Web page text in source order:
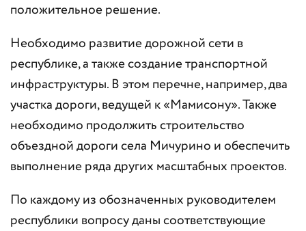
положительное решение.
Необходимо развитие дорожной сети в
республике, а также создание транспортной
инфраструктуры. В этом перечне, например, два
участка дороги, ведущей к «Мамисону». Также
необходимо продолжить строительство
объездной дороги села Мичурино и обеспечить
выполнение ряда других масштабных проектов.
По каждому из обозначенных руководителем
республики вопросу даны соответствующие